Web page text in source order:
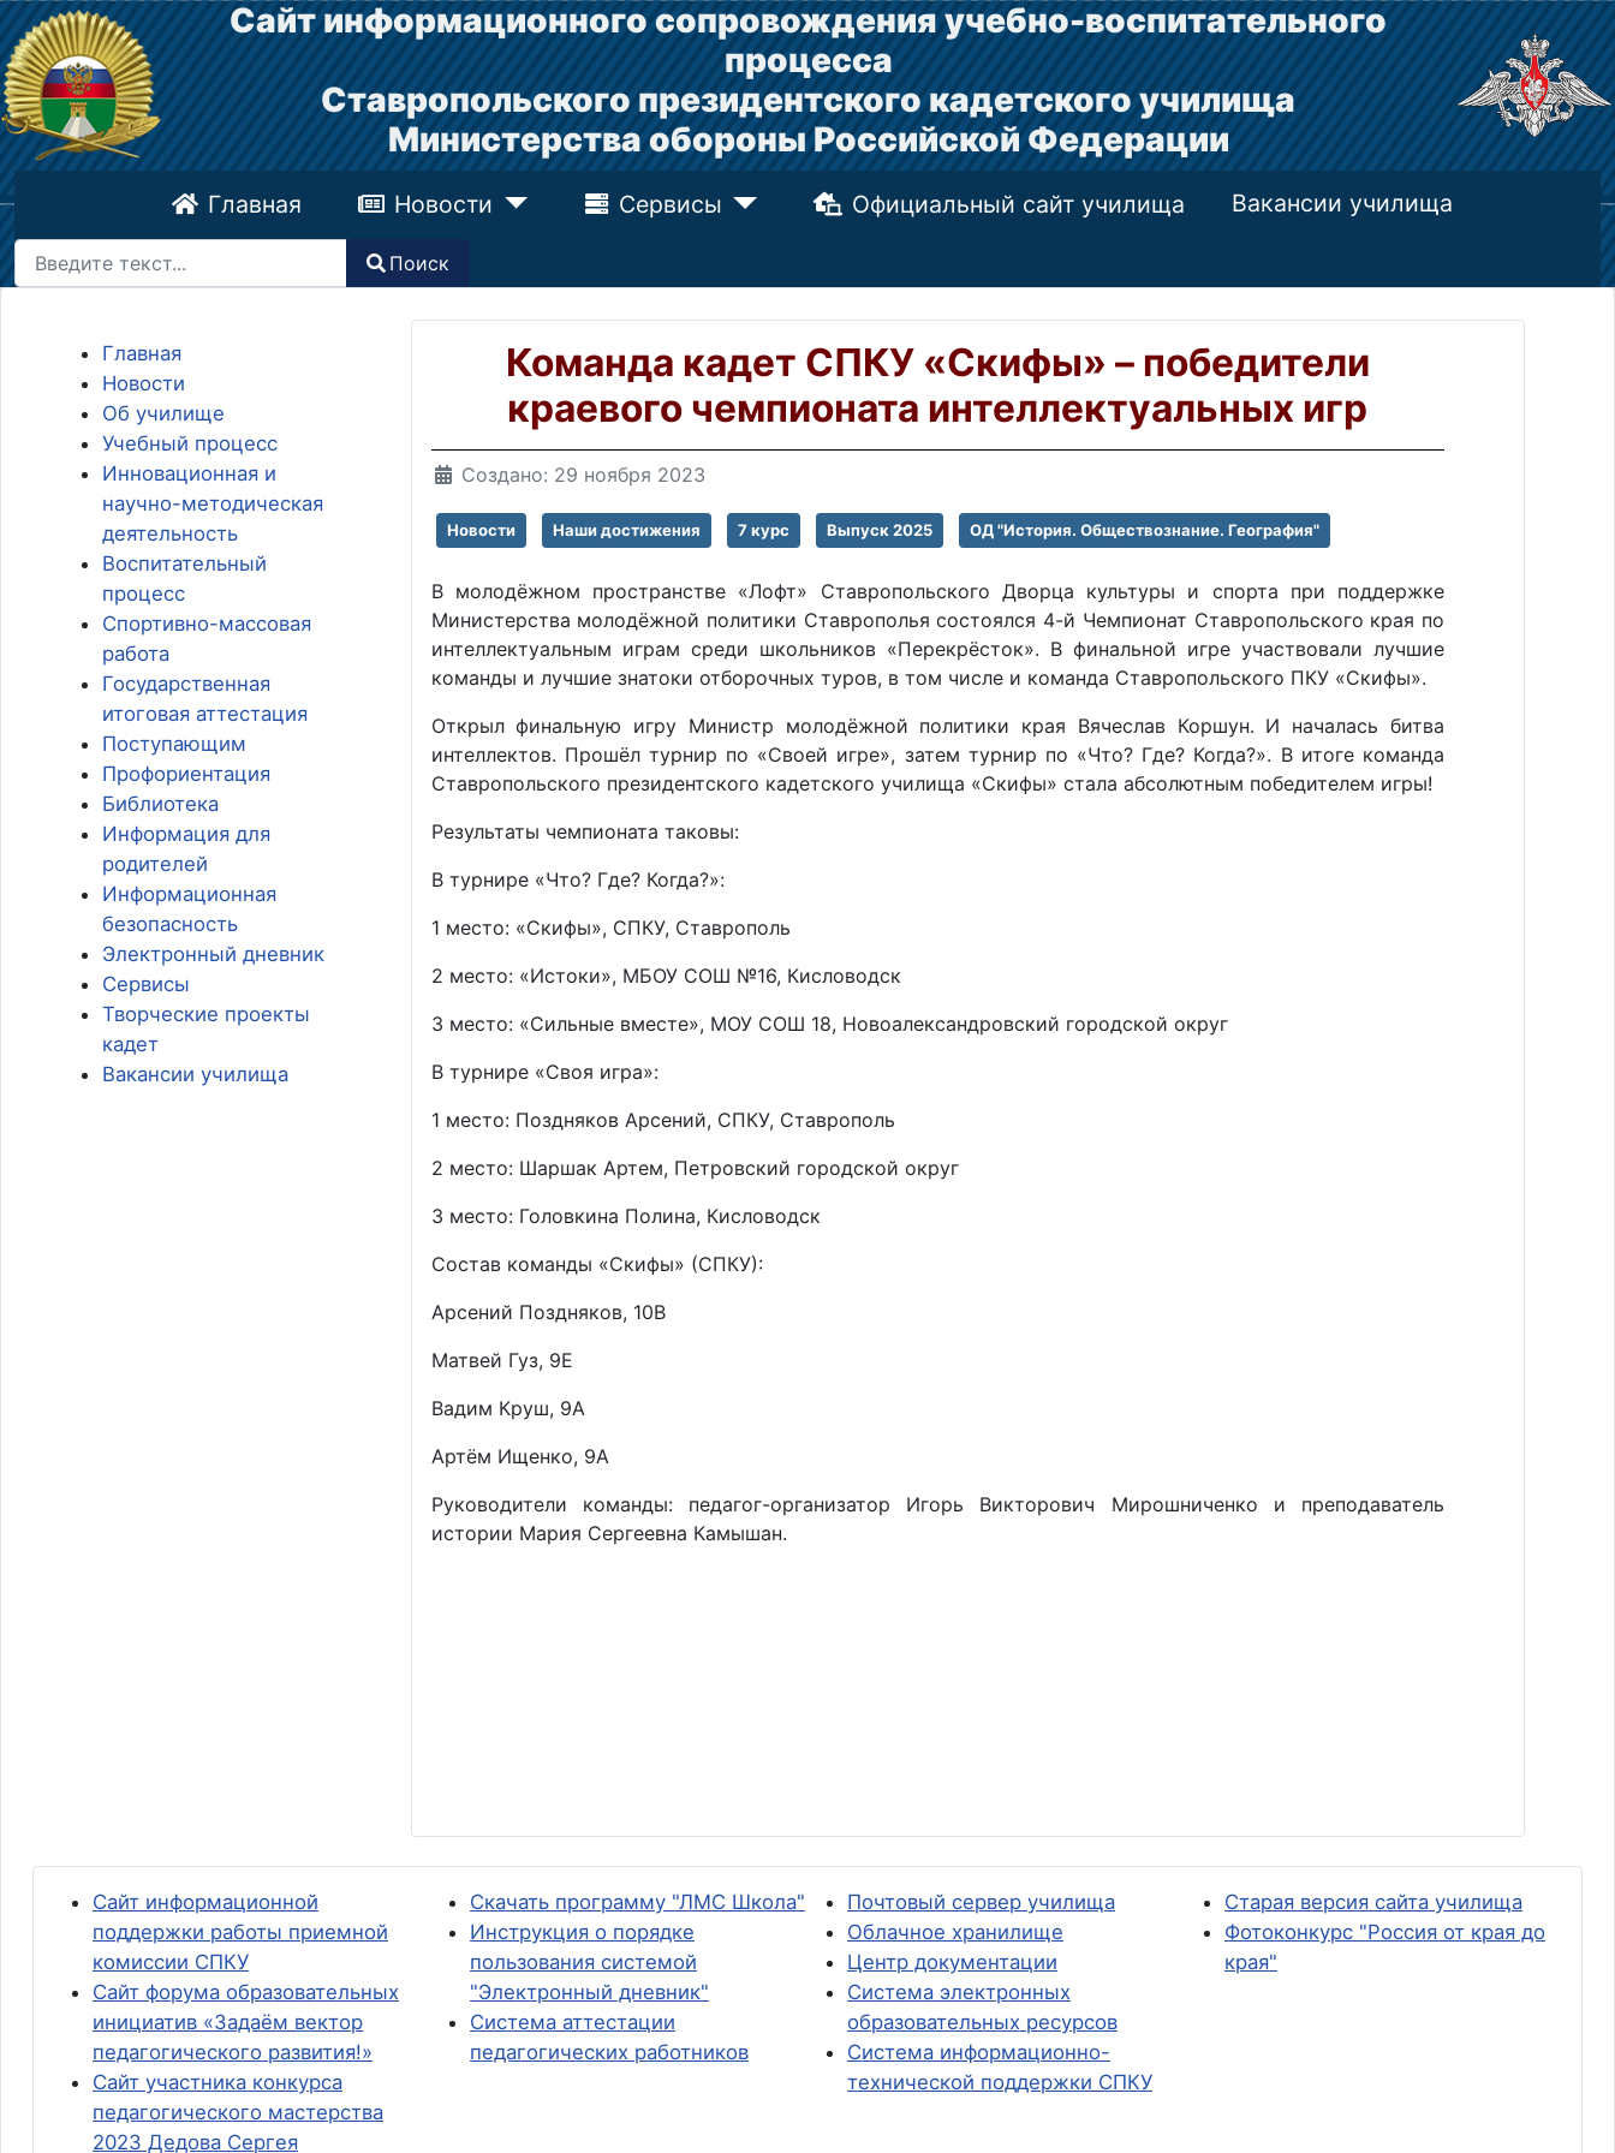
Сайт информационного сопровождения учебно-воспитательного
процесса
Ставропольского президентского кадетского училища
Министерства обороны Российской Федерации
Главная Новости Сервисы Официальный сайт училища Вакансии училища
Поиск
Поиск
Главная
Новости
Об училище
Учебный процесс
Инновационная и
научно-методическая
деятельность
Воспитательный
процесс
Спортивно-массовая
работа
Государственная
итоговая аттестация
Поступающим
Профориентация
Библиотека
Информация для
родителей
Информационная
безопасность
Электронный дневник
Сервисы
Творческие проекты
кадет
Вакансии училища
Команда кадет СПКУ «Скифы» – победители
краевого чемпионата интеллектуальных игр
Создано: 29 ноября 2023
Новости Наши достижения 7 курс Выпуск 2025 ОД "История. Обществознание. География"
В молодёжном пространстве «Лофт» Ставропольского Дворца культуры и спорта при поддержке
Министерства молодёжной политики Ставрополья состоялся 4-й Чемпионат Ставропольского края по
интеллектуальным играм среди школьников «Перекрёсток». В финальной игре участвовали лучшие
команды и лучшие знатоки отборочных туров, в том числе и команда Ставропольского ПКУ «Скифы».
Открыл финальную игру Министр молодёжной политики края Вячеслав Коршун. И началась битва
интеллектов. Прошёл турнир по «Своей игре», затем турнир по «Что? Где? Когда?». В итоге команда
Ставропольского президентского кадетского училища «Скифы» стала абсолютным победителем игры!
Результаты чемпионата таковы:
В турнире «Что? Где? Когда?»:
1 место: «Скифы», СПКУ, Ставрополь
2 место: «Истоки», МБОУ СОШ №16, Кисловодск
3 место: «Сильные вместе», МОУ СОШ 18, Новоалександровский городской округ
В турнире «Своя игра»:
1 место: Поздняков Арсений, СПКУ, Ставрополь
2 место: Шаршак Артем, Петровский городской округ
3 место: Головкина Полина, Кисловодск
Состав команды «Скифы» (СПКУ):
Арсений Поздняков, 10В
Матвей Гуз, 9Е
Вадим Круш, 9А
Артём Ищенко, 9А
Руководители команды: педагог-организатор Игорь Викторович Мирошниченко и преподаватель
истории Мария Сергеевна Камышан.
Сайт информационной
поддержки работы приемной
комиссии СПКУ
Сайт форума образовательных
инициатив «Задаём вектор
педагогического развития!»
Сайт участника конкурса
педагогического мастерства
2023 Дедова Сергея
Скачать программу "ЛМС Школа"
Инструкция о порядке
пользования системой
"Электронный дневник"
Система аттестации
педагогических работников
Почтовый сервер училища
Облачное хранилище
Центр документации
Система электронных
образовательных ресурсов
Система информационно-
технической поддержки СПКУ
Старая версия сайта училища
Фотоконкурс "Россия от края до
края"